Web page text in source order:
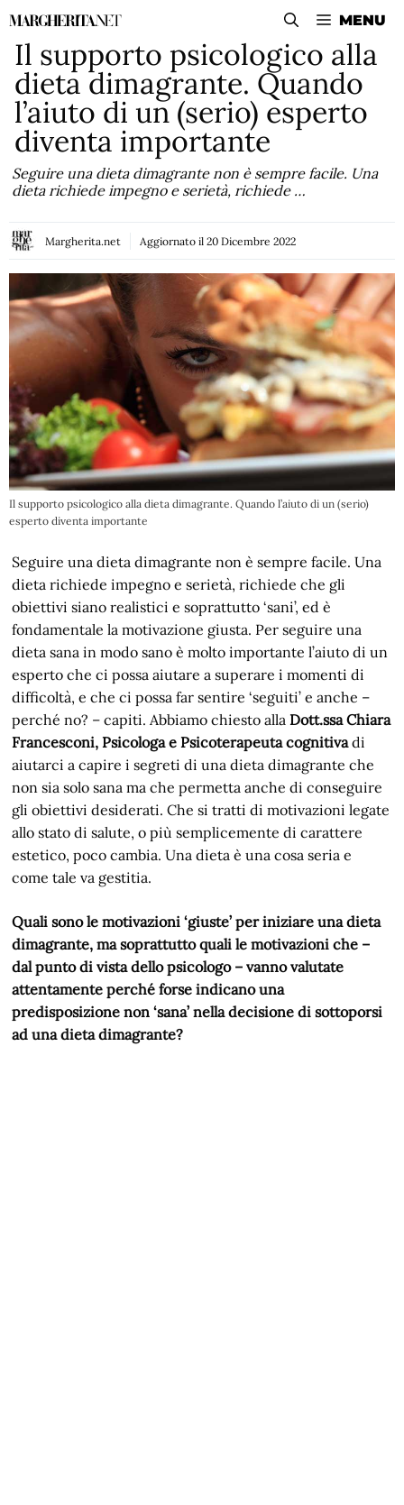
Vai
contenuto
MENU
Il supporto psicologico alla
dieta dimagrante. Quando
l’aiuto di un (serio) esperto
diventa importante
Seguire una dieta dimagrante non è sempre facile. Una
dieta richiede impegno e serietà, richiede …
Margherita.net Aggiornato il 20 Dicembre 2022
Il supporto psicologico alla dieta dimagrante. Quando l’aiuto di un (serio)
esperto diventa importante
Seguire una dieta dimagrante non è sempre facile. Una
dieta richiede impegno e serietà, richiede che gli
obiettivi siano realistici e soprattutto ‘sani’, ed è
fondamentale la motivazione giusta. Per seguire una
dieta sana in modo sano è molto importante l’aiuto di un
esperto che ci possa aiutare a superare i momenti di
difficoltà, e che ci possa far sentire ‘seguiti’ e anche –
perché no? – capiti. Abbiamo chiesto allaDott.ssa Chiara
Francesconi, Psicologa e Psicoterapeuta cognitivadi
aiutarci a capire i segreti di una dieta dimagrante che
non sia solo sana ma che permetta anche di conseguire
gli obiettivi desiderati. Che si tratti di motivazioni legate
allo stato di salute, o più semplicemente di carattere
estetico, poco cambia. Una dieta è una cosa seria e
come tale va gestitia.
Quali sono le motivazioni ‘giuste’ per iniziare una dieta
dimagrante, ma soprattutto quali le motivazioni che –
dal punto di vista dello psicologo – vanno valutate
attentamente perché forse indicano una
predisposizione non ‘sana’ nella decisione di sottoporsi
ad una dieta dimagrante?